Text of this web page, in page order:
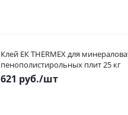
Клей ЕК THERMEX для
пенополистирольных плит 25 кг
621 руб./шт